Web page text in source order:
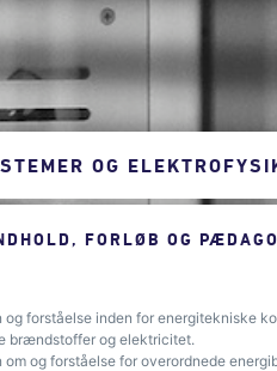
OG
FORLØB OG
og forståelse inden for energitekniske
brændstoffer og elektricitet.
om og forståelse for overordnede